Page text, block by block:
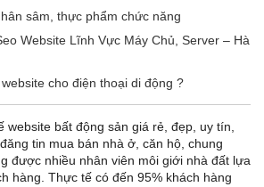
sâm, thực phẩm chức năng
Website Lĩnh Vực Máy Chủ, Server – Hà
cho điện thoại di động ?
website bất động sản giá rẻ, đẹp, uy tín,
tin mua bán nhà ở, căn hộ, chung
được nhiều nhân viên môi giới nhà đất lựa
hàng. Thực tế có đến 95% khách hàng